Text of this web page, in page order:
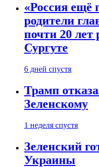
«Россия ещё
родители
почти 20 лет
Сургуте
6 дней спустя
Трамп
Зеленскому
1 неделя спустя
Зеленский
Украины